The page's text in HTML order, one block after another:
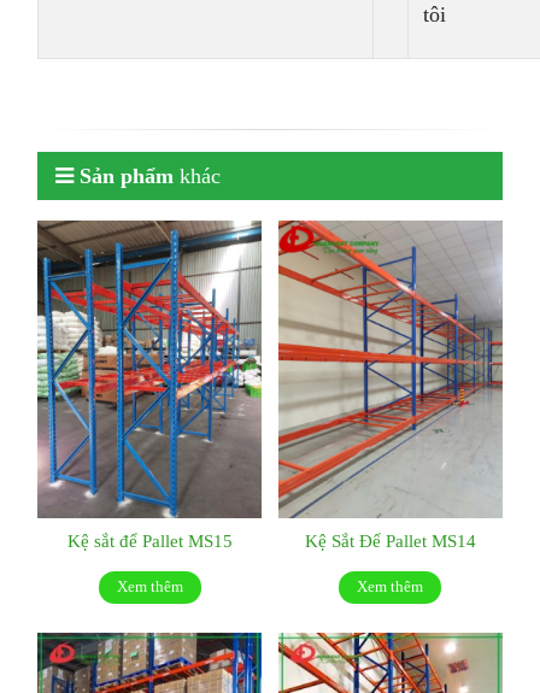
tôi
Sản phẩm khác
Kệ sắt để Pallet MS15
Xem thêm
Kệ Sắt Để Pallet MS14
Xem thêm